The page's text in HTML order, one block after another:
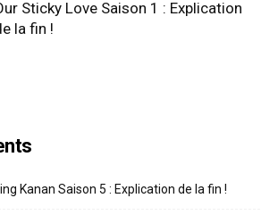
Sticky Love Saison 1 : Explication
la fin !
Kanan Saison 5 : Explication de la fin !